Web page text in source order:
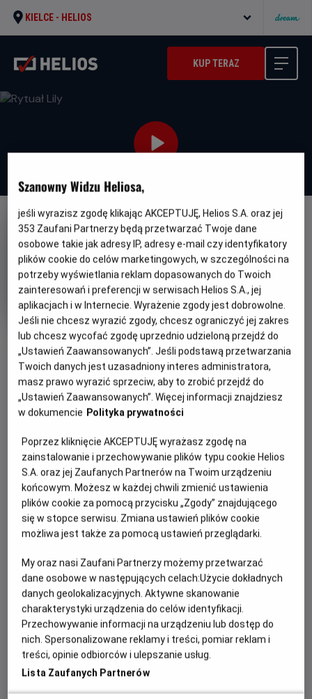
KIELCE - HELIOS
KUP TERAZ
NAPISY
OBSERWUJ
Rytuał Lily
Oryginalny
tytuł
El ritual de Lily Gatunek
Horror
Minimalny
wiek
Od 15 lat
Czas
trwania
105 min
Kraj
rok
produkcji
Hiszpania
PREMIERA
26 czerwca 2026
Manu Herrera
OBSADA
Maggie García, Patricia Peñalver, Elena Gallardo, Eve Ryan,
Mike Fajardo
WIĘCEJ SZCZEGÓŁÓW
Cztery przyjaciółki udają się do odosobnionego domu
położonego głęboko w lesie, aby odprawić rytuał inicjacji
nowej czarownicy i dopełnić krąg czterech żywiołów. Lily,
blada i introwertyczna dwudziestolatka, która właśnie
dołączyła do grupy, została wybrana na reprezentantkę
cel rytuału jest zupełnie inny – Lily ma zostać złożona w
ofierze, a jej koleżanki pragną za jej pomocą przywołać
uśpionego demona.
Szanowny Widzu Heliosa,
jeśli wyrazisz zgodę klikając AKCEPTUJĘ, Helios S.A. oraz jej
353 Zaufani Partnerzy będą przetwarzać Twoje dane
osobowe takie jak adresy IP, adresy e-mail czy identyfikatory
plików cookie do celów marketingowych, w szczególności na
potrzeby wyświetlania reklam dopasowanych do Twoich
zainteresowań i preferencji w serwisach Helios S.A., jej
aplikacjach i w Internecie. Wyrażenie zgody jest dobrowolne.
Jeśli nie chcesz wyrazić zgody, chcesz ograniczyć jej zakres
lub chcesz wycofać zgodę uprzednio udzieloną przejdź do
„Ustawień Zaawansowanych”. Jeśli podstawą przetwarzania
Twoich danych jest uzasadniony interes administratora,
masz prawo wyrazić sprzeciw, aby to zrobić przejdź do
„Ustawień Zaawansowanych”. Więcej informacji znajdziesz
w dokumencie Polityka prywatności
Poprzez kliknięcie AKCEPTUJĘ wyrażasz zgodę na
zainstalowanie i przechowywanie plików typu cookie Helios
S.A. oraz jej Zaufanych Partnerów na Twoim urządzeniu
końcowym. Możesz w każdej chwili zmienić ustawienia
plików cookie za pomocą przycisku „Zgody” znajdującego
się w stopce serwisu. Zmiana ustawień plików cookie
możliwa jest także za pomocą ustawień przeglądarki.
My oraz nasi Zaufani Partnerzy możemy przetwarzać
dane osobowe w następujących celach:Użycie dokładnych
danych geolokalizacyjnych. Aktywne skanowanie
charakterystyki urządzenia do celów identyfikacji.
Przechowywanie informacji na urządzeniu lub dostęp do
nich. Spersonalizowane reklamy i treści, pomiar reklam i
treści, opinie odbiorców i ulepszanie usług.
Lista Zaufanych Partnerów